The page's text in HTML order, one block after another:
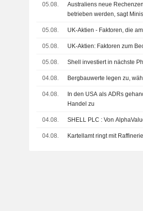
05.08.
Australiens neue
betrieben werden, sagt
05.08. UK-Aktien - Faktoren, die
05.08. UK-Aktien: Faktoren zum
05.08. Shell investiert in nächste
04.08. Bergbauwerte legen zu,
04.08.
In den USA als ADRs
Handel zu
04.08. SHELL PLC :
04.08. Kartellamt ringt mit